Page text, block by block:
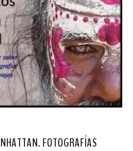
FOTOGRAFÍAS